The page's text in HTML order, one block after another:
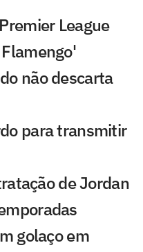
League
não descarta
para transmitir
de Jordan
golaço em